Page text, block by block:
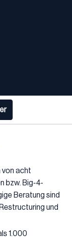
von acht
bzw. Big-4-
Beratung sind
und
1.000